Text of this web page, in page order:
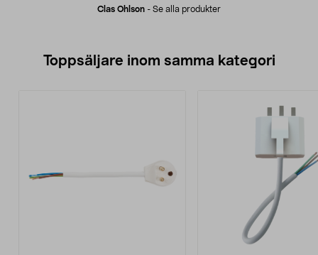
Clas Ohlson - Se alla produkter
Toppsäljare inom samma kategori